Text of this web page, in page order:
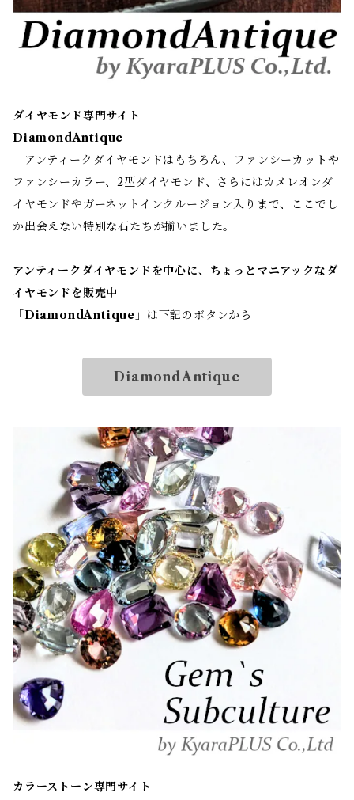
ダイヤモンド専門サイト
DiamondAntique
アンティークダイヤモンドはもちろん、ファンシーカットや
ファンシーカラー、2型ダイヤモンド、さらにはカメレオンダ
イヤモンドやガーネットインクルージョン入りまで、ここでし
か出会えない特別な石たちが揃いました。
アンティークダイヤモンドを中心に、ちょっとマニアックなダ
イヤモンドを販売中
「DiamondAntique 」は下記のボタンから
DiamondAntique
カラーストーン専門サイト